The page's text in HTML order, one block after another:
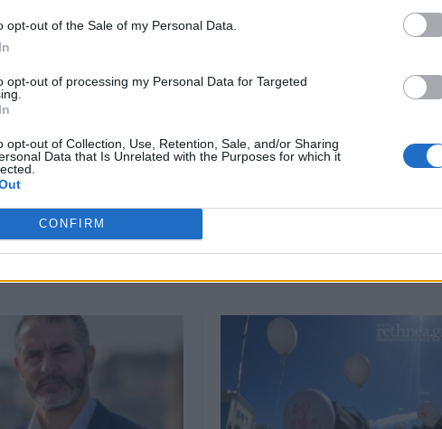
opt-out of the Sale of my Personal Data.
opt-out of processing my Personal Data for Targeted
opt-out of Collection, Use, Retention, Sale, and/or Sharing
Data that Is Unrelated with the Purposes for which it
CONFIRM
το
τον
πιστοποιητικά που
6 Μαρτίου, 2026
στην Google ΠΡΟΣΘΕΣΕ ΤΟCRETA24ΣΤΗΝ GOOGLE